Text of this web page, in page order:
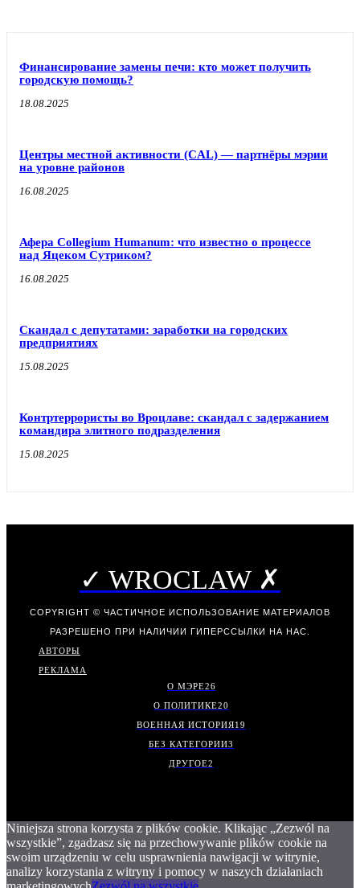
Финансирование замены печи: кто может получить
городскую помощь?
18.08.2025
Центры местной активности (CAL) — партнёры мэрии
на уровне районов
16.08.2025
Афера Collegium Humanum: что известно о процессе
над Яцеком Сутриком?
16.08.2025
Скандал с депутатами: заработки на городских
предприятиях
15.08.2025
Контртеррористы во Вроцлаве: скандал с задержанием
командира элитного подразделения
15.08.2025
✓ WROCLAW ✗
COPYRIGHT © ЧАСТИЧНОЕ ИСПОЛЬЗОВАНИЕ МАТЕРИАЛОВ
РАЗРЕШЕНО ПРИ НАЛИЧИИ ГИПЕРССЫЛКИ НА НАС.
АВТОРЫ
РЕКЛАМА
О МЭРЕ26
О ПОЛИТИКЕ20
ВОЕННАЯ ИСТОРИЯ19
БЕЗ КАТЕГОРИИ3
ДРУГОЕ2
Niniejsza strona korzysta z plików cookie. Klikając „Zezwól na
wszystkie”, zgadzasz się na przechowywanie plików cookie na
swoim urządzeniu w celu usprawnienia nawigacji w witrynie,
analizy korzystania z witryny i pomocy w naszych działaniach